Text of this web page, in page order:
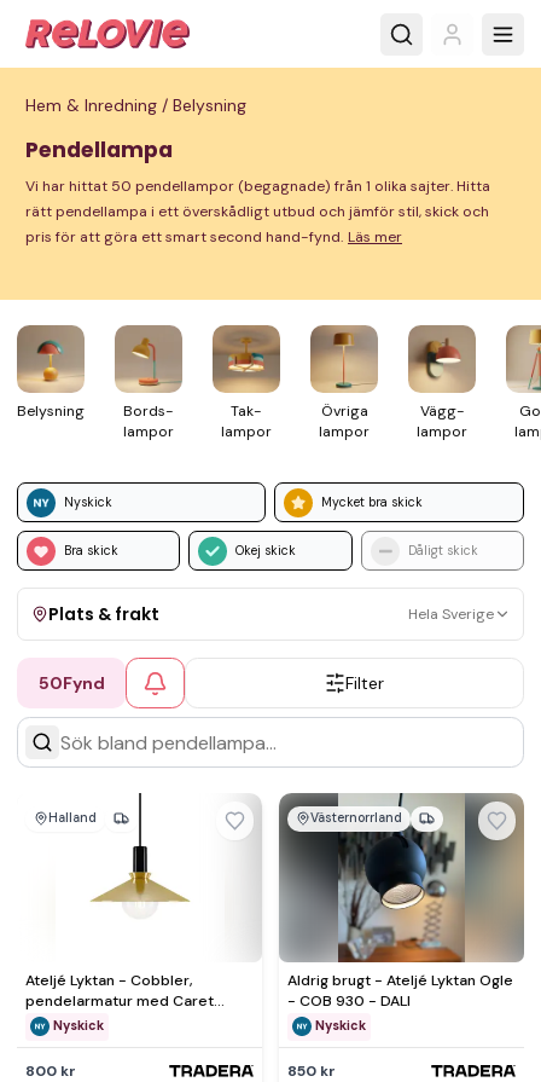
Hem & Inredning / Belysning
Pendellampa
Vi har hittat 50 pendellampor (begagnade) från 1 olika sajter. Hitta
rätt pendellampa i ett överskådligt utbud och jämför stil, skick och
pris för att göra ett smart second hand-fynd. Läs mer
Belys­ning
Bords­
lampor
Tak­
lampor
Övriga
lampor
Vägg­
lampor
Nyskick Mycket bra skick
Bra skick Okej skick Dåligt skick
Plats & frakt Hela Sverige
Visa allt Kan skickas Upphämtning
50Fynd Filter
Halland
Ateljé Lyktan - Cobbler,
pendelarmatur med Caret
Globe 115 LED-lampa
Nyskick
800 kr
Västernorrland
Aldrig brugt - Ateljé Lyktan Ogle
- COB 930 - DALI
Nyskick
850 kr